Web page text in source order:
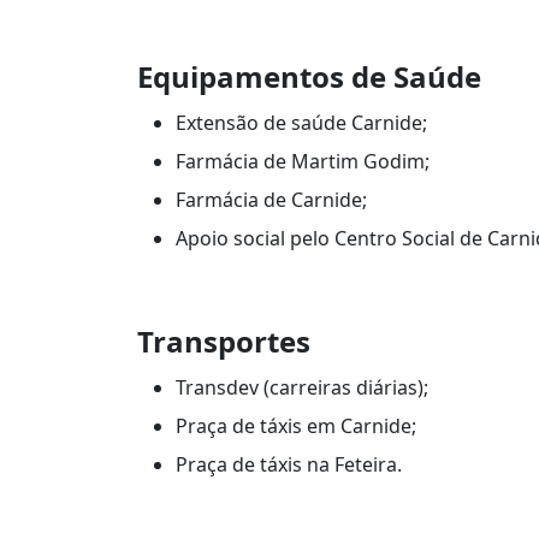
Equipamentos de Saúde
Extensão de saúde Carnide;
Farmácia de Martim Godim;
Farmácia de Carnide;
Apoio social pelo Centro Social de
Transportes
Transdev (carreiras diárias);
Praça de táxis em Carnide;
Praça de táxis na Feteira.